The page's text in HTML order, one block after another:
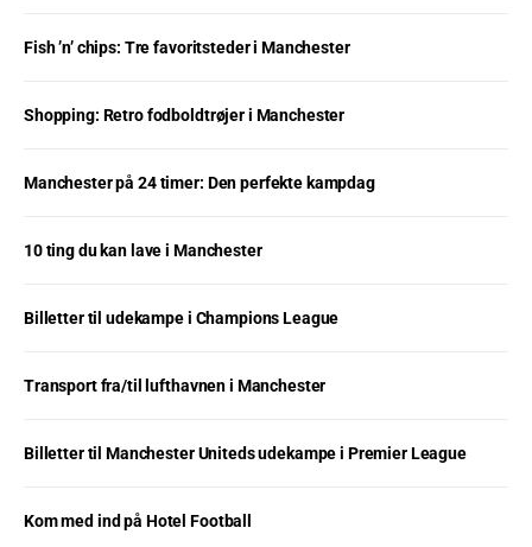
Fish ’n’ chips: Tre favoritsteder i Manchester
Shopping: Retro fodboldtrøjer i Manchester
Manchester på 24 timer: Den perfekte kampdag
10 ting du kan lave i Manchester
Billetter til udekampe i Champions League
Transport fra/til lufthavnen i Manchester
Billetter til Manchester Uniteds udekampe i Premier League
Kom med ind på Hotel Football